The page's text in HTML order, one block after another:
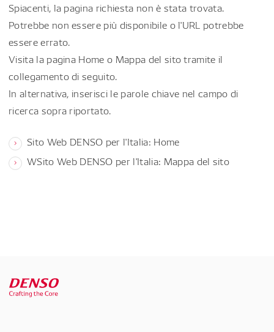
Spiacenti, la pagina richiesta non è stata trovata.
Potrebbe non essere più disponibile o l'URL potrebbe
essere errato.
Visita la pagina Home o Mappa del sito tramite il
collegamento di seguito.
In alternativa, inserisci le parole chiave nel campo di
ricerca sopra riportato.
Sito Web DENSO per l'Italia: Home
WSito Web DENSO per l'Italia: Mappa del sito